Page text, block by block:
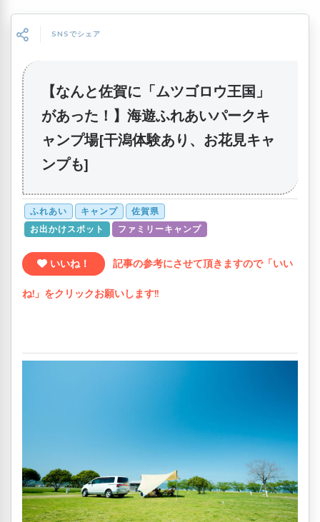
SNSでシェア
【なんと佐賀に「ムツゴロウ王国」
があった！】海遊ふれあいパークキ
ャンプ場[干潟体験あり、お花見キャ
ンプも]
ふれあい キャンプ
佐賀県
お出かけスポット
ファミリーキャンプ
いいね！ 記事の参考にさせて頂きますので「いい
ね!」をクリックお願いします!!